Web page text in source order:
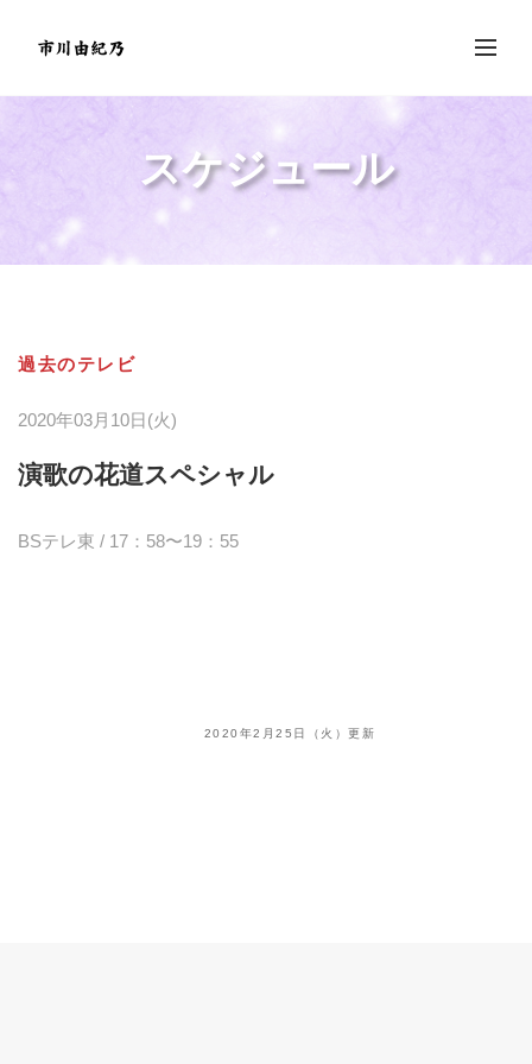
スケジュール
過去のテレビ
2020年03月10日(火)
演歌の花道スペシャル
BSテレ東 / 17：58〜19：55
2020年2月25日（火）更新